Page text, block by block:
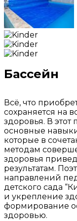
Бассейн
Всё, что
сохраняется на
здоровья. В
основные
которые в
методам
здоровья
результатам.
направлений
детского сада
и укрепление
формирование
здоровью.